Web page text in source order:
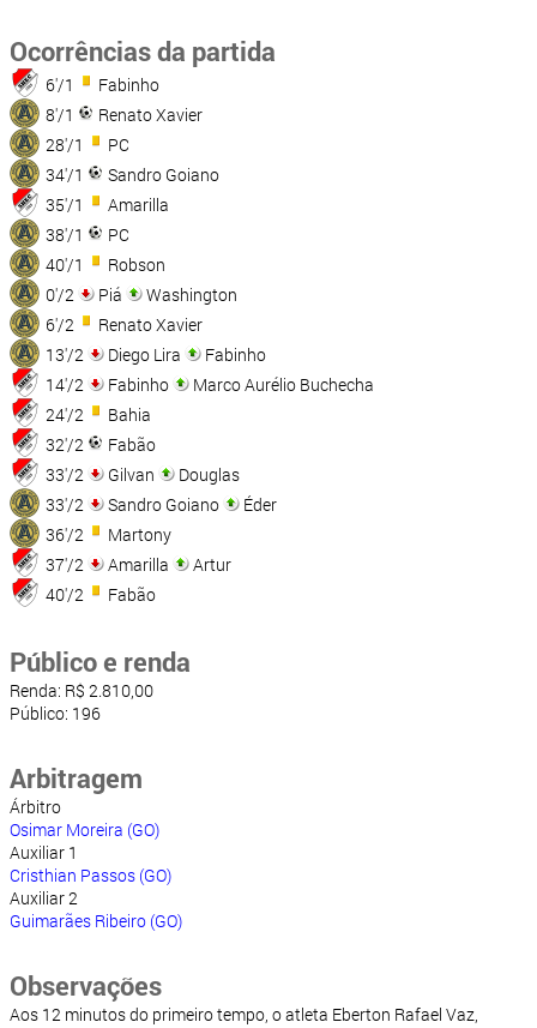
Ocorrências da partida
6'/1
Fabinho
8'/1
Renato Xavier
28'/1
PC
34'/1
Sandro Goiano
35'/1
Amarilla
38'/1
PC
40'/1
Robson
0'/2
Piá
Washington
6'/2
Renato Xavier
13'/2
Diego Lira
Fabinho
14'/2
Fabinho
Marco Aurélio Buchecha
24'/2
Bahia
32'/2
Fabão
33'/2
Gilvan
Douglas
33'/2
Sandro Goiano
Éder
36'/2
Martony
37'/2
Amarilla
Artur
40'/2
Fabão
Público e renda
Renda: R$ 2.810,00
Público: 196
Arbitragem
Árbitro
Osimar Moreira (GO)
Auxiliar 1
Cristhian Passos (GO)
Auxiliar 2
Guimarães Ribeiro (GO)
Observações
Aos 12 minutos do primeiro tempo, o atleta Eberton Rafael Vaz,